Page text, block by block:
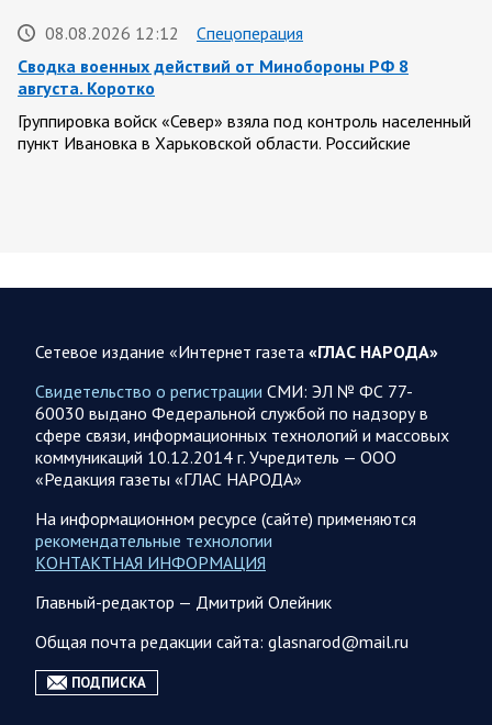
08.08.2026 12:12
Спецоперация
Сводка военных действий от Минобороны РФ 8
августа. Коротко
Группировка войск «Север» взяла под контроль населенный
пункт Ивановка в Харьковской области. Российские
областях Украины
якобы «сбиты/подавлены» – 135. В Киеве…
08.08.2026 10:05
Спецоперация
Фронтовая сводка Олега Царева 8 августа 2026 года
397 украинских БПЛА сбито ПВО ночью над 15 субъектами
РФ: Беспилотники сбивали над территориями
Белгородской, Брянской, Воронежской, Курской, Липецкой,
Орловской,…
После реализации инвестиционного проекта
Аткарской птицефабрики предприятию необходимо
помочь с реализацией продукции в сетевых магазинах
Сетевое издание «Интернет газета «ГЛАС НАРОДА»
Свидетельство о регистрации СМИ: ЭЛ № ФС 77-
60030 выдано Федеральной службой по надзору в
сфере связи, информационных технологий и массовых
коммуникаций 10.12.2014 г. Учредитель — ООО
«Редакция газеты «ГЛАС НАРОДА»
На информационном ресурсе (сайте) применяются
рекомендательные технологии
КОНТАКТНАЯ ИНФОРМАЦИЯ
Главный-редактор — Дмитрий Олейник
Общая почта редакции сайта: glasnarod@mail.ru
ПОДПИСКА